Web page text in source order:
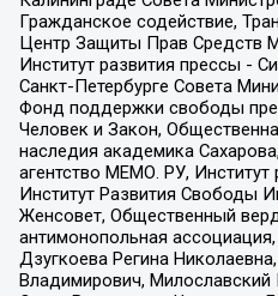
Гражданское содействие,
Центр Защиты Прав Средств
Институт развития прессы -
Санкт-Петербурге Совета
Фонд поддержки свободы
Человек и Закон,
наследия академика
агентство МЕМО. РУ, Институт
Институт Развития Свободы
Женсовет, Общественный
антимонопольная
Дзугкоева Регина
Владимирович,